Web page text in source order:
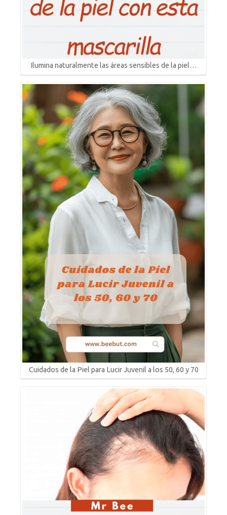
Ilumina naturalmente las áreas sensibles de la piel…
Cuidados de la Piel para Lucir Juvenil a los 50, 60 y 70